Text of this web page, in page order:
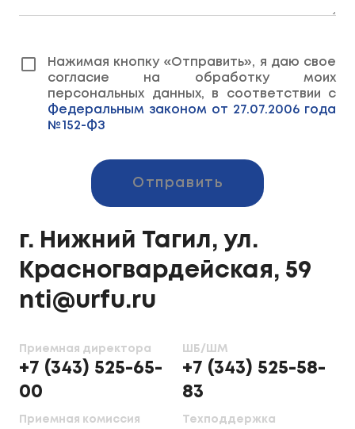
г. Нижний Тагил, ул.
Красногвардейская, 59
nti@urfu.ru
Приемная директора
+7 (343) 525-65-
00
Приемная комиссия
ШБ/ШМ
+7 (343) 525-58-
83
Техподдержка
Нажимая кнопку «Отправить», я даю свое
согласие на обработку моих
персональных данных, в соответствии с
Федеральным законом от 27.07.2006 года
№152-ФЗ
Отправить